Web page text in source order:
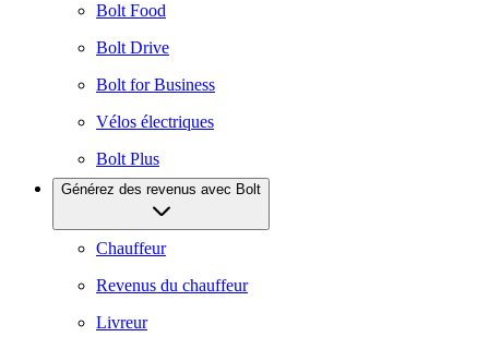
Bolt Food
Bolt Drive
Bolt for Business
Vélos électriques
Bolt Plus
Générez des revenus avec Bolt
Chauffeur
Revenus du chauffeur
Livreur